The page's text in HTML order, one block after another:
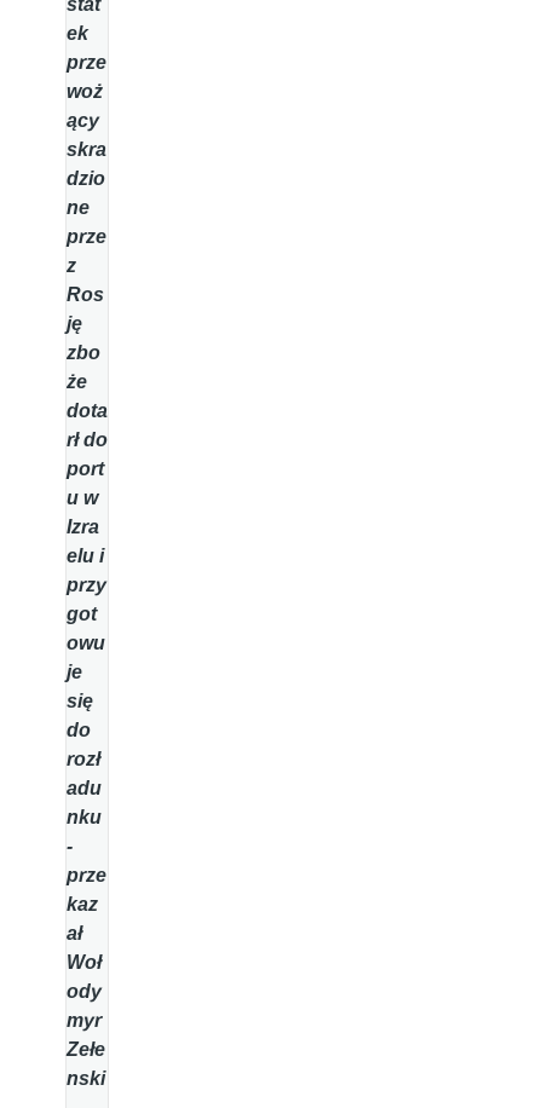
ek
prze
woż
ący
skra
dzio
ne
prze
z
Ros
ję
zbo
że
dota
rł do
port
u w
Izra
elu i
przy
got
owu
je
się
do
rozł
adu
nku
-
prze
kaz
ał
Woł
ody
myr
Zełe
nski